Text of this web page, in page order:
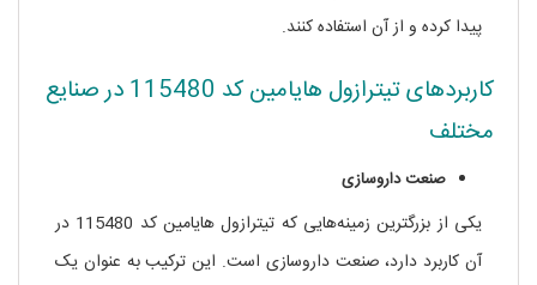
پیدا کرده و از آن استفاده کنند.
کاربردهای تیترازول هایامین کد 115480 در صنایع
مختلف
صنعت داروسازی
یکی از بزرگترین زمینه‌هایی که تیترازول هایامین کد 115480 در
آن کاربرد دارد، صنعت داروسازی است. این ترکیب به عنوان یک